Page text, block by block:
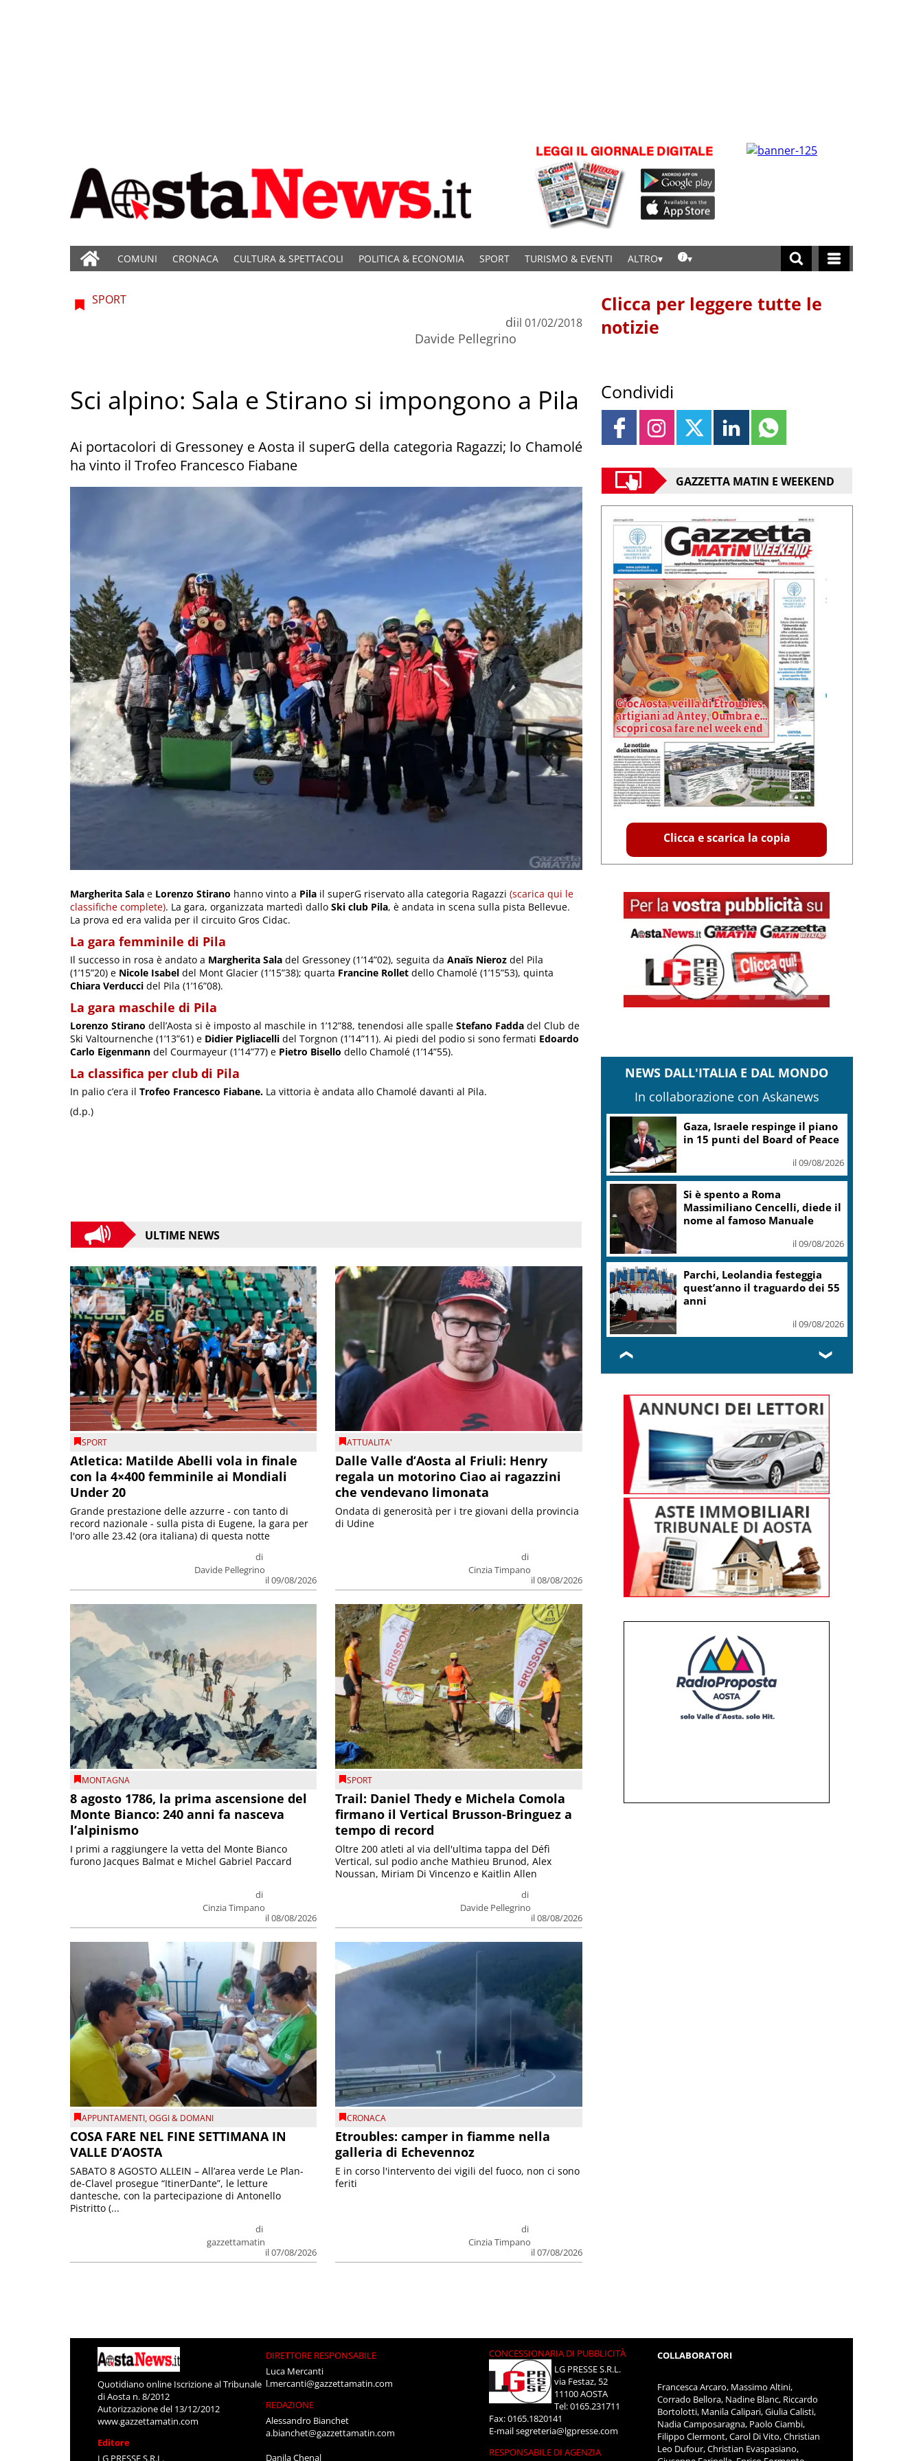
COMUNI CRONACA CULTURA & SPETTACOLI POLITICA & ECONOMIA SPORT TURISMO & EVENTI ALTRO
SPORT
di
Davide Pellegrino
il 01/02/2018
Sci alpino: Sala e Stirano si impongono a Pila
Ai portacolori di Gressoney e Aosta il superG della categoria Ragazzi; lo Chamolé
ha vinto il Trofeo Francesco Fiabane
Margherita Sala e Lorenzo Stirano hanno vinto a Pila il superG riservato alla categoria Ragazzi (scarica qui le
classifiche complete). La gara, organizzata martedì dallo Ski club Pila, è andata in scena sulla pista Bellevue.
La prova ed era valida per il circuito Gros Cidac.
La gara femminile di Pila
Il successo in rosa è andato a Margherita Sala del Gressoney (1’14”02), seguita da Anaïs Nieroz del Pila
(1’15”20) e Nicole Isabel del Mont Glacier (1’15”38); quarta Francine Rollet dello Chamolé (1’15”53), quinta
Chiara Verducci del Pila (1’16”08).
La gara maschile di Pila
Lorenzo Stirano dell’Aosta si è imposto al maschile in 1’12”88, tenendosi alle spalle Stefano Fadda del Club de
Ski Valtournenche (1’13”61) e Didier Pigliacelli del Torgnon (1’14”11). Ai piedi del podio si sono fermati Edoardo
Carlo Eigenmann del Courmayeur (1’14”77) e Pietro Bisello dello Chamolé (1’14”55).
La classifica per club di Pila
In palio c’era il Trofeo Francesco Fiabane. La vittoria è andata allo Chamolé davanti al Pila.
(d.p.)
ULTIME NEWS
SPORT
Atletica: Matilde Abelli vola in finale
con la 4×400 femminile ai Mondiali
Under 20
di
Davide Pellegrino
il 09/08/2026
Grande prestazione delle azzurre - con tanto di
record nazionale - sulla pista di Eugene, la gara per
l'oro alle 23.42 (ora italiana) di questa notte
ATTUALITA'
Dalle Valle d’Aosta al Friuli: Henry
regala un motorino Ciao ai ragazzini
che vendevano limonata
di
Cinzia Timpano
il 08/08/2026
Ondata di generosità per i tre giovani della provincia
di Udine
MONTAGNA
8 agosto 1786, la prima ascensione del
Monte Bianco: 240 anni fa nasceva
l’alpinismo
di
Cinzia Timpano
il 08/08/2026
I primi a raggiungere la vetta del Monte Bianco
furono Jacques Balmat e Michel Gabriel Paccard
SPORT
Trail: Daniel Thedy e Michela Comola
firmano il Vertical Brusson-Bringuez a
tempo di record
di
Davide Pellegrino
il 08/08/2026
Oltre 200 atleti al via dell'ultima tappa del Défì
Vertical, sul podio anche Mathieu Brunod, Alex
Noussan, Miriam Di Vincenzo e Kaitlin Allen
APPUNTAMENTI,OGGI & DOMANI
COSA FARE NEL FINE SETTIMANA IN
VALLE D’AOSTA
di
gazzettamatin
il 07/08/2026
SABATO 8 AGOSTO ALLEIN – All’area verde Le Plan-
de-Clavel prosegue “ItinerDante”, le letture
dantesche, con la partecipazione di Antonello
Pistritto (...
CRONACA
Etroubles: camper in fiamme nella
galleria di Echevennoz
di
Cinzia Timpano
il 07/08/2026
E in corso l'intervento dei vigili del fuoco, non ci sono
feriti
Clicca per leggere tutte le
notizie
Condividi
GAZZETTA MATIN E WEEKEND
Clicca e scarica la copia
NEWS DALL'ITALIA E DAL MONDO
In collaborazione con Askanews
Gaza, Israele respinge il piano
in 15 punti del Board of Peace
il 09/08/2026
Si è spento a Roma
Massimiliano Cencelli, diede il
nome al famoso Manuale
il 09/08/2026
Parchi, Leolandia festeggia
quest’anno il traguardo dei 55
anni
il 09/08/2026
❮ ❯
Quotidiano online Iscrizione al Tribunale
di Aosta n. 8/2012
Autorizzazione del 13/12/2012
www.gazzettamatin.com
Editore
DIRETTORE RESPONSABILE
Luca Mercanti
l.mercanti@gazzettamatin.com
REDAZIONE
Alessandro Bianchet
a.bianchet@gazzettamatin.com
Danila Chenal
CONCESSIONARIA DI PUBBLICITÀ
LG PRESSE S.R.L.
via Festaz, 52
11100 AOSTA
Tel: 0165.231711
Fax: 0165.1820141
E-mailsegreteria@lgpresse.com
RESPONSABILE DI AGENZIA
COLLABORATORI
Francesca Arcaro, Massimo Altini,
Corrado Bellora, Nadine Blanc, Riccardo
Bortolotti, Manila Calipari, Giulia Calisti,
Nadia Camposaragna, Paolo Ciambi,
Filippo Clermont, Carol Di Vito, Christian
Leo Dufour, Christian Evaspasiano,